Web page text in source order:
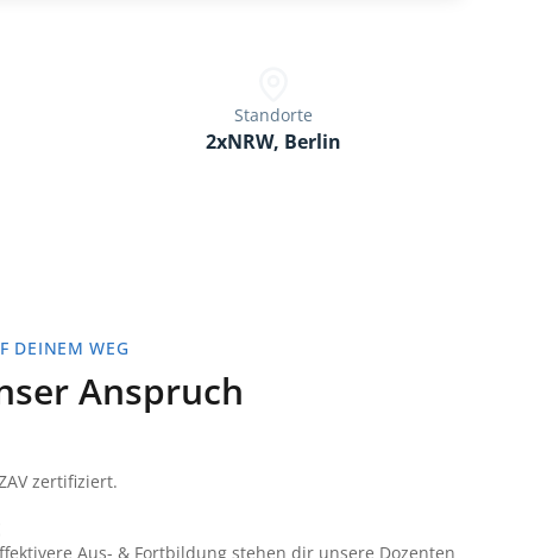
Standorte
2xNRW, Berlin
DEINEM WEG
Anspruch
zertifiziert.
Aus- & Fortbildung stehen dir unsere Dozenten